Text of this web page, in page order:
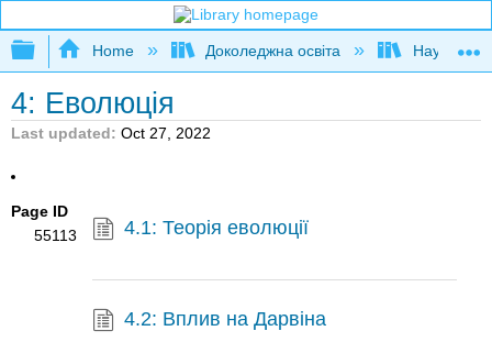
Expand/collapse global hierarchy
Home Доколеджна освіта Наука і
4: Еволюція
Last updated Oct 27, 2022
Page ID
55113
4.1: Теорія еволюції
4.2: Вплив на Дарвіна